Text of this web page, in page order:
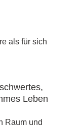
als für sich
Leben
Raum und